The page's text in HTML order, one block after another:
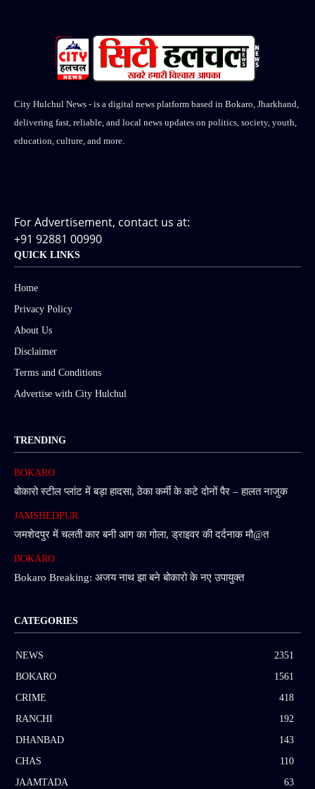
City Hulchul News - is a digital news platform based in Bokaro, Jharkhand,
delivering fast, reliable, and local news updates on politics, society, youth,
education, culture, and more.
For Advertisement, contact us at:
+91 92881 00990
QUICK LINKS
Home
Privacy Policy
About Us
Disclaimer
Terms and Conditions
Advertise with City Hulchul
TRENDING
BOKARO
बोकारो स्टील प्लांट में बड़ा हादसा, ठेका कर्मी के कटे दोनों पैर – हालत नाजुक
JAMSHEDPUR
जमशेदपुर में चलती कार बनी आग का गोला, ड्राइवर की दर्दनाक मौ@त
BOKARO
Bokaro Breaking: अजय नाथ झा बने बोकारो के नए उपायुक्त
CATEGORIES
NEWS
2351
BOKARO
1561
CRIME
418
RANCHI
192
DHANBAD
143
CHAS
110
JAAMTADA
63